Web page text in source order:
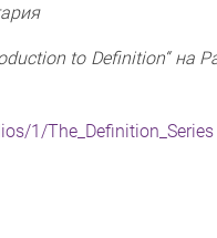
to Definition“ на
1/The_Definition_Series